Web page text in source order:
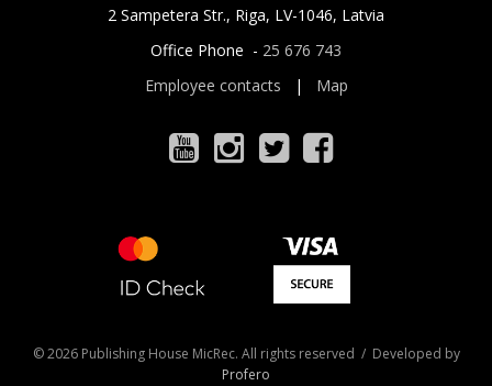
2 Sampetera Str., Riga, LV-1046, Latvia
Office Phone - 25 676 743
Employee contacts | Map
© 2026 Publishing House MicRec. All rights reserved / Developed by
Profero